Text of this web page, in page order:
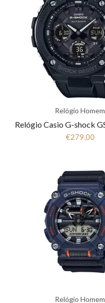
Relógio Homem
€279,00
Relógio Homem